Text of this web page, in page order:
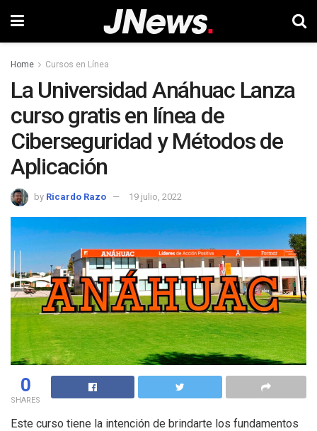
Home Cursos en Línea
La Universidad Anáhuac Lanza
curso gratis en línea de
Ciberseguridad y Métodos de
Aplicación
by Ricardo Razo 19 julio, 2022
0
SHARES
Este curso tiene la intención de brindarte los fundamentos